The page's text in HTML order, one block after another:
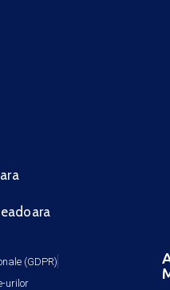
(GDPR)
urilor